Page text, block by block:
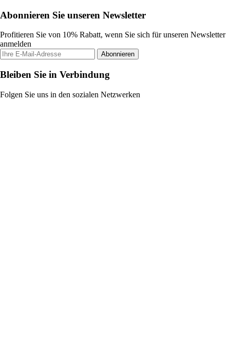
Abonnieren Sie unseren Newsletter
Profitieren Sie von 10% Rabatt, wenn Sie sich für unseren Newsletter
anmelden
Abonnieren
Bleiben Sie in Verbindung
Folgen Sie uns in den sozialen Netzwerken